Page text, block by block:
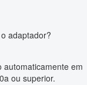
adaptador?
automaticamente em
ou superior.